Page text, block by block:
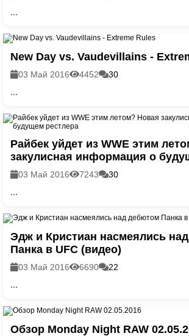
...
New Day vs. Vaudevillains -
03 Май 2016 4452 30
...
Райбек уйдет из WWE этим
закулисная информация о
03 Май 2016 7243 30
...
Эдж и Кристиан насмеялись
Панка в UFC (видео)
03 Май 2016 6690 22
...
Обзор Monday Night RAW